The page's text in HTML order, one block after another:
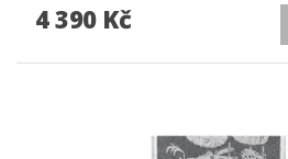
4 390 Kč